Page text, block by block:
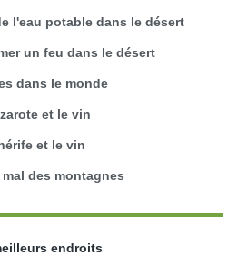
l'eau potable dans le désert
un feu dans le désert
dans le monde
et le vin
et le vin
des montagnes
endroits